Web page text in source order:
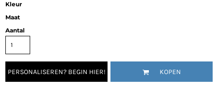
Kleur
Maat
Aantal
PERSONALISEREN? BEGIN HIER! KOPEN